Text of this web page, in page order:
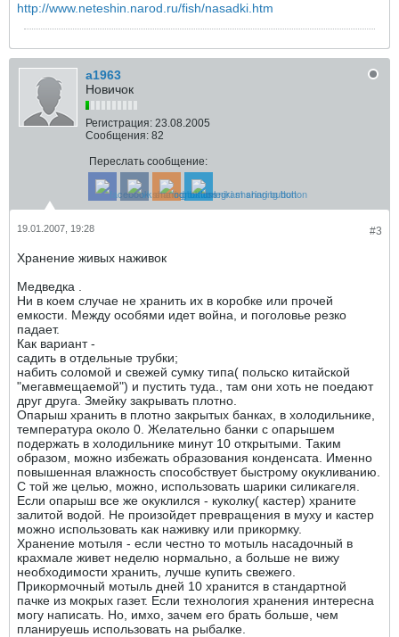
http://www.neteshin.narod.ru/fish/nasadki.htm
a1963
Новичок
Регистрация: 23.08.2005
Сообщения: 82
Переслать сообщение:
#3
19.01.2007, 19:28
Хранение живых наживок
Медведка .
Ни в коем случае не хранить их в коробке или прочей
емкости. Между особями идет война, и поголовье резко
падает.
Как вариант -
садить в отдельные трубки;
набить соломой и свежей сумку типа( польско китайской
"мегавмещаемой") и пустить туда., там они хоть не поедают
друг друга. Змейку закрывать плотно.
Опарыш хранить в плотно закрытых банках, в холодильнике,
температура около 0. Желательно банки с опарышем
подержать в холодильнике минут 10 открытыми. Таким
образом, можно избежать образования конденсата. Именно
повышенная влажность способствует быстрому окукливанию.
С той же целью, можно, использовать шарики силикагеля.
Если опарыш все же окуклился - куколку( кастер) храните
залитой водой. Не произойдет превращения в муху и кастер
можно использовать как наживку или прикормку.
Хранение мотыля - если честно то мотыль насадочный в
крахмале живет неделю нормально, а больше не вижу
необходимости хранить, лучше купить свежего.
Прикормочный мотыль дней 10 хранится в стандартной
пачке из мокрых газет. Если технология хранения интересна
могу написать. Но, имхо, зачем его брать больше, чем
планируешь использовать на рыбалке.